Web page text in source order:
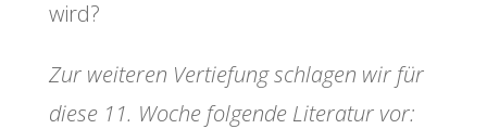
wird?
Zur weiteren Vertiefung schlagen wir für
diese 11. Woche folgende Literatur vor: